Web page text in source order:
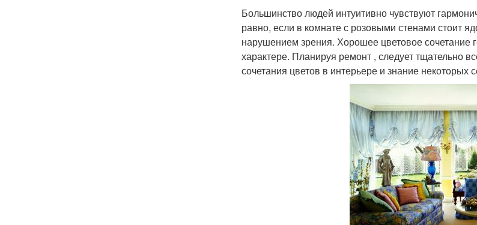
Большинство людей интуитивно чувствуют
равно, если в комнате с розовыми стенами стоит
нарушением зрения. Хорошее цветовое сочетание
характере. Планируя ремонт , следует тщательно
сочетания цветов в интерьере и знание